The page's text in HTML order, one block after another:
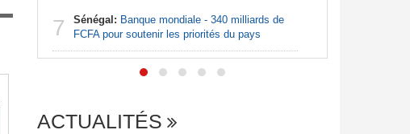
7 Sénégal: Banque mondiale - 340 milliards de
FCFA pour soutenir les priorités du pays
ACTUALITÉS